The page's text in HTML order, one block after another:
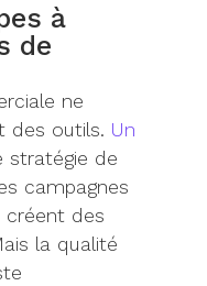
à
de
ne
des outils. Un
stratégie de
campagnes
créent des
la qualité